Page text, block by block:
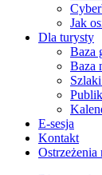
Baza
Baza
Szlaki
E-sesja
Kontakt
Dla